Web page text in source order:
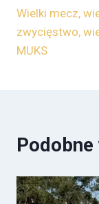
Wielki mecz,
zwycięstwo,
MUKS